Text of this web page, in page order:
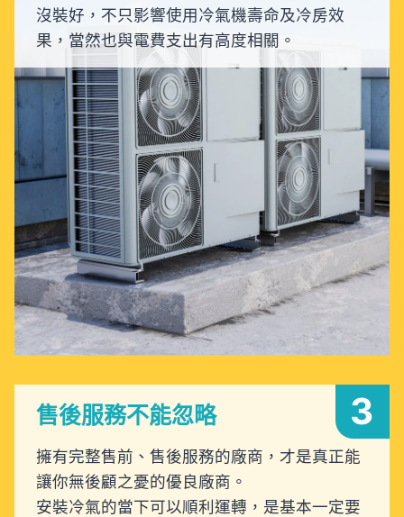
沒裝好，不只影響使用冷氣機壽命及冷房效
果，當然也與電費支出有高度相關。
售後服務不能忽略
擁有完整售前、售後服務的廠商，才是真正能
讓你無後顧之憂的優良廠商。
安裝冷氣的當下可以順利運轉，是基本一定要
3